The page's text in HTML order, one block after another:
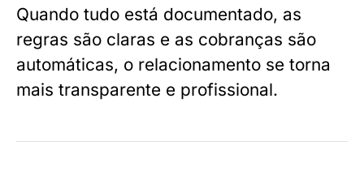
Quando tudo está documentado, as
regras são claras e as cobranças são
automáticas, o relacionamento se torna
mais transparente e profissional.